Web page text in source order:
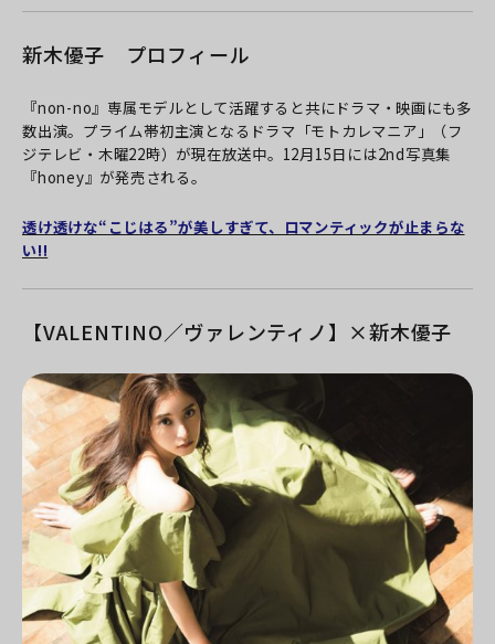
新木優子 プロフィール
『non-no』専属モデルとして活躍すると共にドラマ・映画にも多
数出演。プライム帯初主演となるドラマ「モトカレマニア」（フ
ジテレビ・木曜22時）が現在放送中。12月15日には2nd写真集
『honey』が発売される。
透け透けな“こじはる”が美しすぎて、ロマンティックが止まらな
い!!
【VALENTINO／ヴァレンティノ】×新木優子